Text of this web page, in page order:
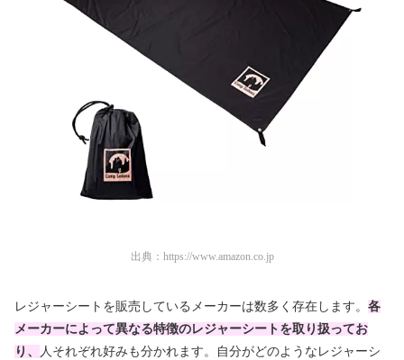
出典： https://www.amazon.co.jp
レジャーシートを販売しているメーカーは数多く存在します。 各
メーカーによって異なる特徴のレジャーシートを取り扱ってお
り、
人それぞれ好みも分かれます。自分がどのようなレジャーシ